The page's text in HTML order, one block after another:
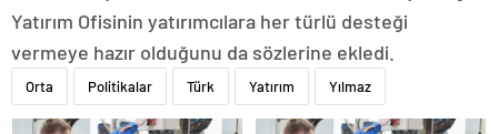
Yatırım Ofisinin yatırımcılara her türlü desteği
vermeye hazır olduğunu da sözlerine ekledi.
Orta Politikalar Türk Yatırım Yılmaz